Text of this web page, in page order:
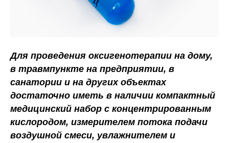
Для проведения оксигенотерапии на дому,
в травмпункте на предприятии, в
санатории и на других объектах
достаточно иметь в наличии компактный
медицинский набор с концентрированным
кислородом, измерителем потока подачи
воздушной смеси, увлажнителем и